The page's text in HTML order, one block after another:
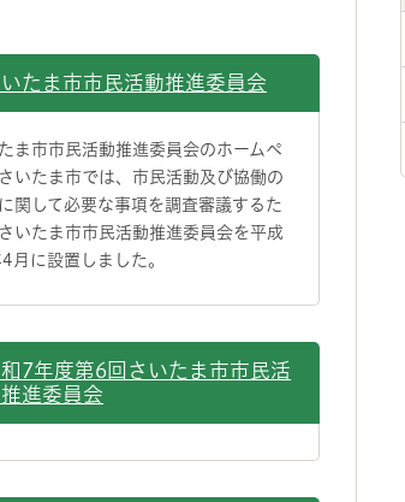
たま市市民活動推進委員会
ま市市民活動推進委員会のホームペ
いたま市では、市民活動及び協働の
関して必要な事項を調査審議するた
いたま市市民活動推進委員会を平成
月に設置しました。
7年度第6回さいたま市市民活
進委員会